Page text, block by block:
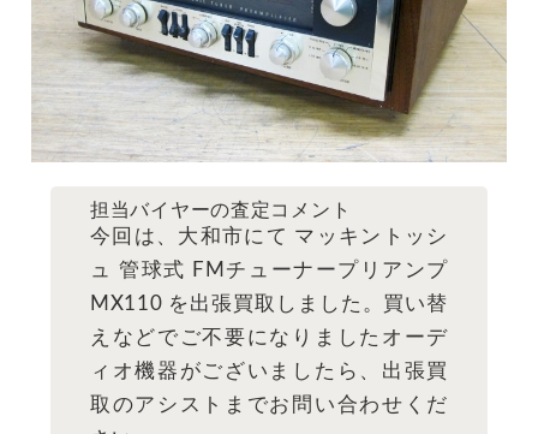
担当バイヤーの査定コメント
今回は、大和市にて マッキントッシ
ュ 管球式 FMチューナープリアンプ
MX110 を出張買取しました。買い替
えなどでご不要になりましたオーデ
ィオ機器がございましたら、出張買
取のアシストまでお問い合わせくだ